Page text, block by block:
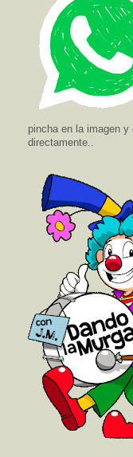
pincha en la imagen y
directamente..